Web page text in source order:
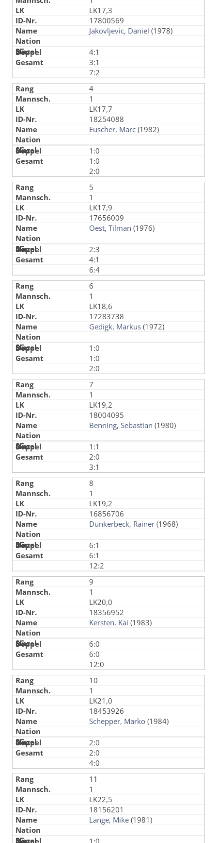
LK17,3
17800569
Jakovljevic, Daniel (1978)
4:1
3:1
7:2
4
1
LK17,7
18254088
Euscher, Marc (1982)
1:0
1:0
2:0
5
1
LK17,9
17656009
Oest, Tilman (1976)
2:3
4:1
6:4
6
1
LK18,6
17283738
Gedigk, Markus (1972)
1:0
1:0
2:0
7
1
LK19,2
18004095
Benning, Sebastian (1980)
1:1
2:0
3:1
8
1
LK19,2
16856706
Dunkerbeck, Rainer (1968)
6:1
6:1
12:2
9
1
LK20,0
18356952
Kersten, Kai (1983)
6:0
6:0
12:0
10
1
LK21,0
18453926
Schepper, Marko (1984)
2:0
2:0
4:0
11
1
LK22,5
18156201
Lange, Mike (1981)
1:0